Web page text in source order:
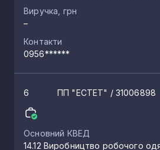
Виручка, грн
–
Контакти
0956******
6 ПП "ЕСТЕТ" / 31006898
Основний КВЕД
14.12 Виробництво робочого